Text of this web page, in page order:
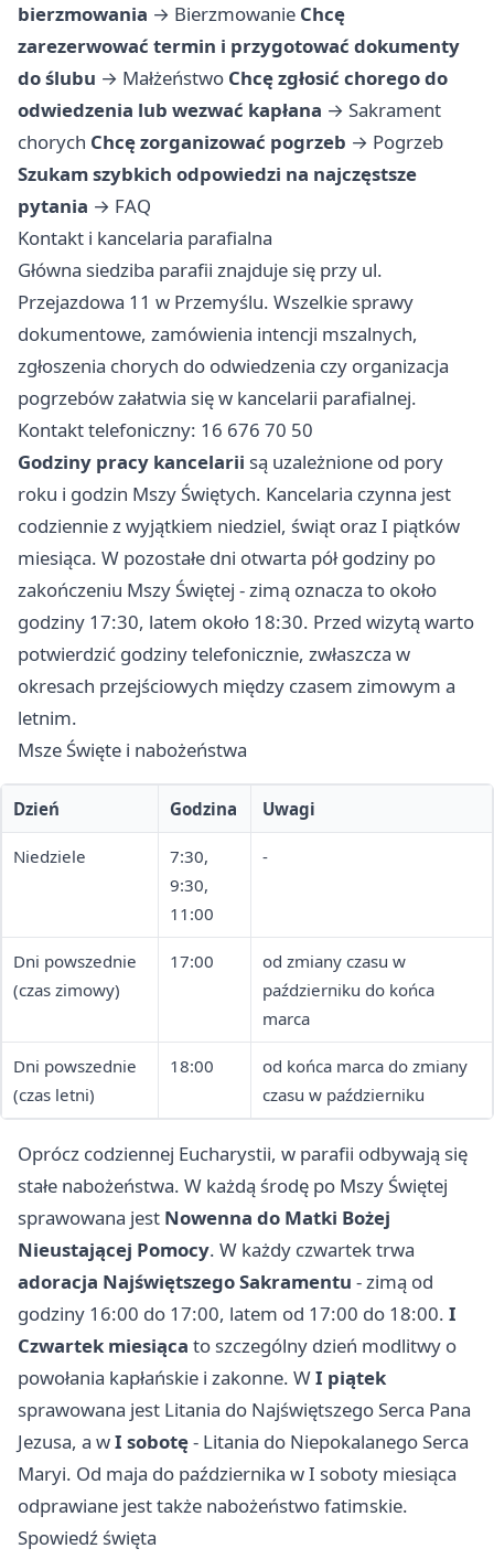
bierzmowania → Bierzmowanie Chcę
zarezerwować termin i przygotować dokumenty
do ślubu → Małżeństwo Chcę zgłosić chorego do
odwiedzenia lub wezwać kapłana → Sakrament
chorych Chcę zorganizować pogrzeb → Pogrzeb
Szukam szybkich odpowiedzi na najczęstsze
pytania → FAQ
Kontakt i kancelaria parafialna
Główna siedziba parafii znajduje się przy ul.
Przejazdowa 11 w Przemyślu. Wszelkie sprawy
dokumentowe, zamówienia intencji mszalnych,
zgłoszenia chorych do odwiedzenia czy organizacja
pogrzebów załatwia się w kancelarii parafialnej.
Kontakt telefoniczny: 16 676 70 50
Godziny pracy kancelarii są uzależnione od pory
roku i godzin Mszy Świętych. Kancelaria czynna jest
codziennie z wyjątkiem niedziel, świąt oraz I piątków
miesiąca. W pozostałe dni otwarta pół godziny po
zakończeniu Mszy Świętej - zimą oznacza to około
godziny 17:30, latem około 18:30. Przed wizytą warto
potwierdzić godziny telefonicznie, zwłaszcza w
okresach przejściowych między czasem zimowym a
letnim.
Msze Święte i nabożeństwa
Dzień Godzina Uwagi
Niedziele
7:30,
9:30,
11:00
-
Dni powszednie
(czas zimowy)
17:00
od zmiany czasu w
październiku do końca
marca
Dni powszednie
(czas letni)
18:00
od końca marca do zmiany
czasu w październiku
Oprócz codziennej Eucharystii, w parafii odbywają się
stałe nabożeństwa. W każdą środę po Mszy Świętej
sprawowana jest Nowenna do Matki Bożej
Nieustającej Pomocy. W każdy czwartek trwa
adoracja Najświętszego Sakramentu - zimą od
godziny 16:00 do 17:00, latem od 17:00 do 18:00. I
Czwartek miesiąca to szczególny dzień modlitwy o
powołania kapłańskie i zakonne. WI piątek
sprawowana jest Litania do Najświętszego Serca Pana
Jezusa, a wI sobotę- Litania do Niepokalanego Serca
Maryi. Od maja do października w I soboty miesiąca
odprawiane jest także nabożeństwo fatimskie.
Spowiedź święta